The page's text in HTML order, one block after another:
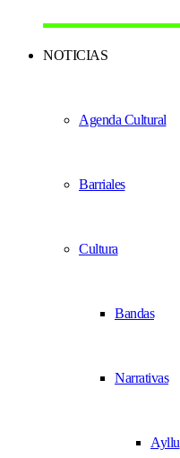
NOTICIAS
Agenda Cultural
Barriales
Cultura
Bandas
Narrativas
Ayllu